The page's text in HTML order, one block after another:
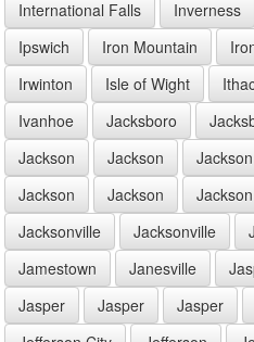
International Falls
Inverness
Ipswich
Iron Mountain
Irwinton
Isle of Wight
Ivanhoe
Jacksboro
Jackson
Jackson Jackson
Jackson
Jackson Jackson
Jacksonville
Jacksonville
Jamestown
Janesville
Jasper
Jasper Jasper